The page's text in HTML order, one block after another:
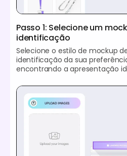
Passo 1: Selecione um
identificação
Selecione o estilo de mockup
identificação da sua
encontrando a apresentação